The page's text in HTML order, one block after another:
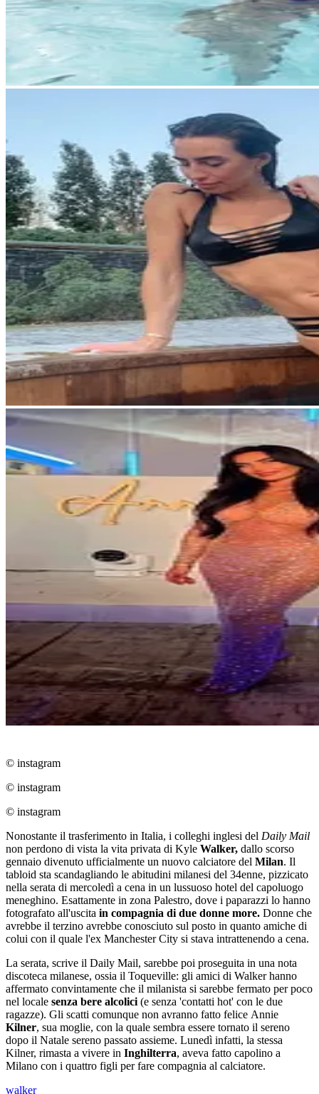
© instagram
© instagram
© instagram
Nonostante il trasferimento in Italia, i colleghi inglesi del Daily Mail
non perdono di vista la vita privata di Kyle Walker, dallo scorso
gennaio divenuto ufficialmente un nuovo calciatore del Milan. Il
tabloid sta scandagliando le abitudini milanesi del 34enne, pizzicato
nella serata di mercoledì a cena in un lussuoso hotel del capoluogo
meneghino. Esattamente in zona Palestro, dove i paparazzi lo hanno
fotografato all'uscita in compagnia di due donne more. Donne che
avrebbe il terzino avrebbe conosciuto sul posto in quanto amiche di
colui con il quale l'ex Manchester City si stava intrattenendo a cena.
La serata, scrive il Daily Mail, sarebbe poi proseguita in una nota
discoteca milanese, ossia il Toqueville: gli amici di Walker hanno
affermato convintamente che il milanista si sarebbe fermato per poco
nel locale senza bere alcolici (e senza 'contatti hot' con le due
ragazze). Gli scatti comunque non avranno fatto felice Annie
Kilner, sua moglie, con la quale sembra essere tornato il sereno
dopo il Natale sereno passato assieme. Lunedì infatti, la stessa
Kilner, rimasta a vivere in Inghilterra, aveva fatto capolino a
Milano con i quattro figli per fare compagnia al calciatore.
walker